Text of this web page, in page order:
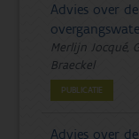
Advies over
Merlijn Jocqué,
Braeckel
PUBLICATIE
Advies over